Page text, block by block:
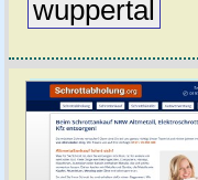
wuppertal